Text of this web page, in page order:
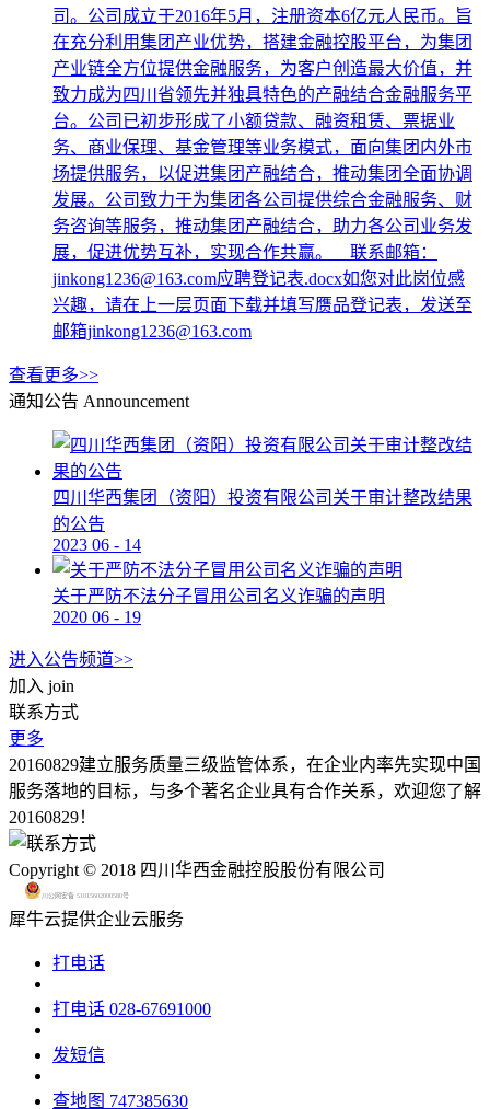
司。公司成立于2016年5月，注册资本6亿元人民币。旨
在充分利用集团产业优势，搭建金融控股平台，为集团
产业链全方位提供金融服务，为客户创造最大价值，并
致力成为四川省领先并独具特色的产融结合金融服务平
台。公司已初步形成了小额贷款、融资租赁、票据业
务、商业保理、基金管理等业务模式，面向集团内外市
场提供服务，以促进集团产融结合，推动集团全面协调
发展。公司致力于为集团各公司提供综合金融服务、财
务咨询等服务，推动集团产融结合，助力各公司业务发
展，促进优势互补，实现合作共赢。 联系邮箱：
jinkong1236@163.com应聘登记表.docx如您对此岗位感
兴趣，请在上一层页面下载并填写赝品登记表，发送至
邮箱jinkong1236@163.com
查看更多>>
通知公告 Announcement
四川华西集团（资阳）投资有限公司关于审计整改结果
的公告
2023 06 - 14
关于严防不法分子冒用公司名义诈骗的声明
2020 06 - 19
进入公告频道>>
加入 join
联系方式
更多
20160829建立服务质量三级监管体系，在企业内率先实现中国
服务落地的目标，与多个著名企业具有合作关系，欢迎您了解
20160829！
Copyright © 2018 四川华西金融控股股份有限公司
川公网安备 51015602000580号
犀牛云提供企业云服务
打电话
打电话 028-67691000
发短信
查地图 747385630